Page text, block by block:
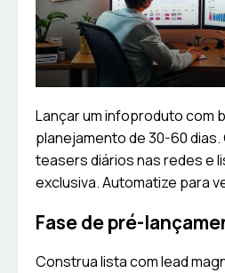
Lançar um infoproduto com
planejamento de 30-60
teasers diários nas redes e
exclusiva. Automatize para
Fase de pré-
Construa lista com lead